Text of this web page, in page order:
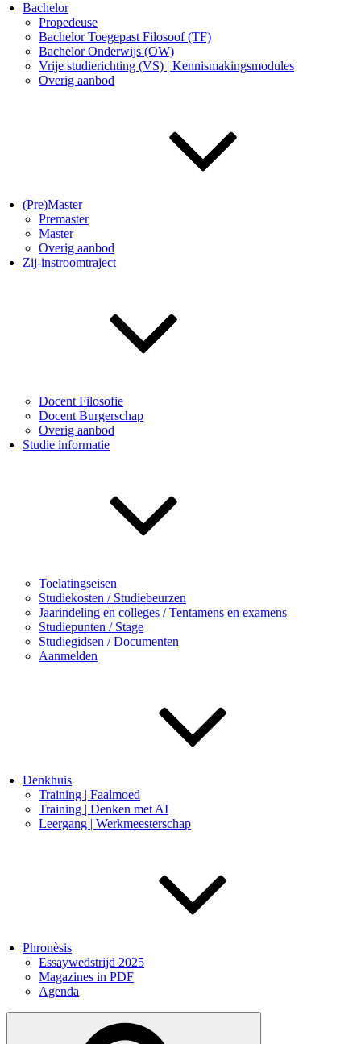
Bachelor
Propedeuse
Bachelor Toegepast Filosoof (TF)
Bachelor Onderwijs (OW)
Vrije studierichting (VS) | Kennismakingsmodules
Overig aanbod
(Pre)Master
Premaster
Master
Overig aanbod
Zij-instroomtraject
Docent Filosofie
Docent Burgerschap
Overig aanbod
Studie informatie
Toelatingseisen
Studiekosten / Studiebeurzen
Jaarindeling en colleges / Tentamens en examens
Studiepunten / Stage
Studiegidsen / Documenten
Aanmelden
Denkhuis
Training | Faalmoed
Training | Denken met AI
Leergang | Werkmeesterschap
Phronèsis
Essaywedstrijd 2025
Magazines in PDF
Agenda